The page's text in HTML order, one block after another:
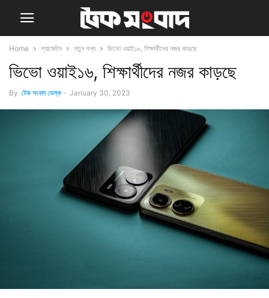
Home গ্যাজেটস নতুন পন্য ভিভো ওয়াই১৬, শিক্ষার্থীদের নজর কাড়ছে
ভিভো ওয়াই১৬, শিক্ষার্থীদের নজর কাড়ছে
By টেক সংবাদ ডেস্ক - January 30, 2023